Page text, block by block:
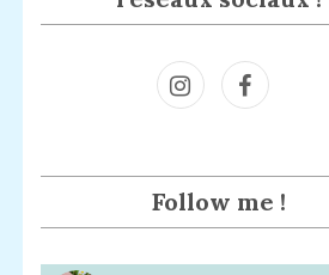
m
Follow me !